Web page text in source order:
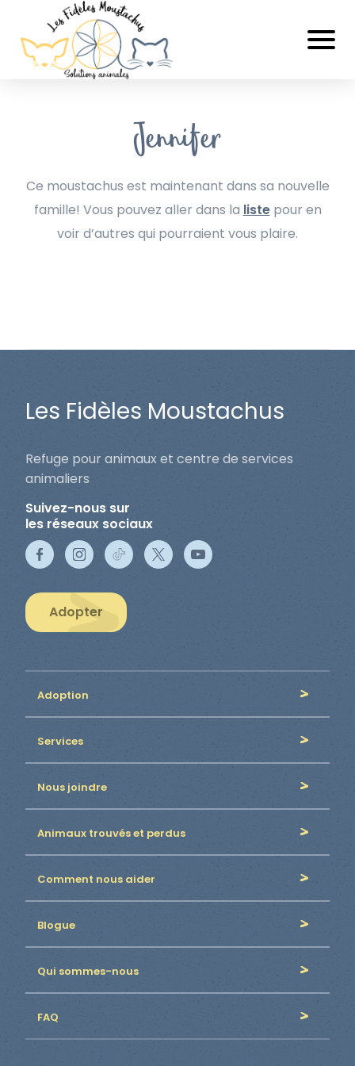
Jennifer
Ce moustachus est maintenant dans sa nouvelle
famille! Vous pouvez aller dans la listepour en
voir d’autres qui pourraient vous plaire.
Les Fidèles Moustachus
Refuge pour animaux et centre de services
animaliers
Suivez-nous sur
les réseaux sociaux
Adopter
Adoption
Services
Nous joindre
Animaux trouvés et perdus
Comment nous aider
Blogue
Qui sommes-nous
FAQ